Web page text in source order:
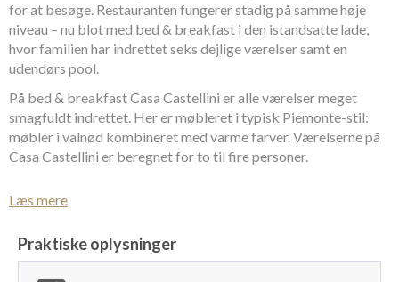
for at besøge. Restauranten fungerer stadig på samme høje
niveau – nu blot med bed & breakfast i den istandsatte lade,
hvor familien har indrettet seks dejlige værelser samt en
udendørs pool.
På bed & breakfast Casa Castellini er alle værelser meget
smagfuldt indrettet. Her er møbleret i typisk Piemonte-stil:
møbler i valnød kombineret med varme farver. Værelserne på
Casa Castellini er beregnet for to til fire personer.
serveres der morgenmad i restauranten og der er ligeledes
Castellini har førsteprioritet. Måltiderne indtages i meget
charmerende lokaler der ligger i forlængelse af restaurantens
Læs mere
Praktiske oplysninger